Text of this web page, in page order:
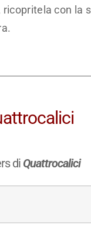
con la
di Quattrocalici